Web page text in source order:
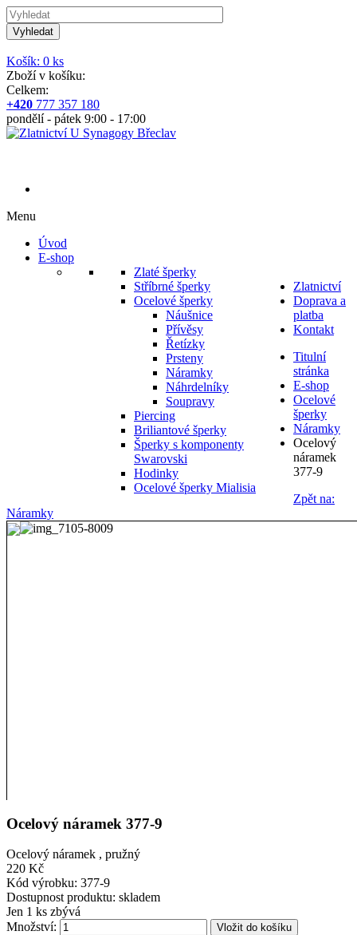
Vyhledat
Košík: 0 ks
Zboží v košíku:
Celkem:
+420 777 357 180
pondělí - pátek 9:00 - 17:00
Menu
Úvod
E-shop
Zlaté šperky
Stříbrné šperky
Ocelové šperky
Náušnice
Přívěsy
Řetízky
Prsteny
Náramky
Náhrdelníky
Soupravy
Piercing
Briliantové šperky
Šperky s komponenty
Swarovski
Hodinky
Ocelové šperky Mialisia
Zlatnictví
Doprava a
platba
Kontakt
Titulní
stránka
E-shop
Ocelové
šperky
Náramky
Ocelový
náramek
377-9
Zpět na:
Náramky
Ocelový náramek 377-9
Ocelový náramek , pružný
220 Kč
Kód výrobku: 377-9
Dostupnost produktu: skladem
Jen 1 ks zbývá
Množství:
Vložit do košíku